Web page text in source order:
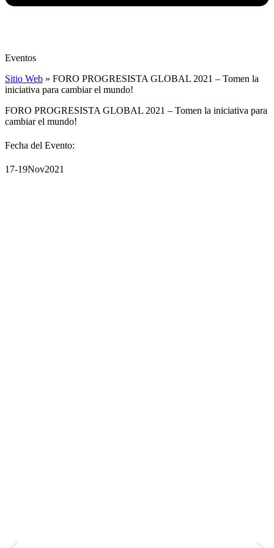
Eventos
Sitio Web » FORO PROGRESISTA GLOBAL 2021 – Tomen la
iniciativa para cambiar el mundo!
FORO PROGRESISTA GLOBAL 2021 – Tomen la iniciativa para
cambiar el mundo!
Fecha del Evento:
17-19Nov2021